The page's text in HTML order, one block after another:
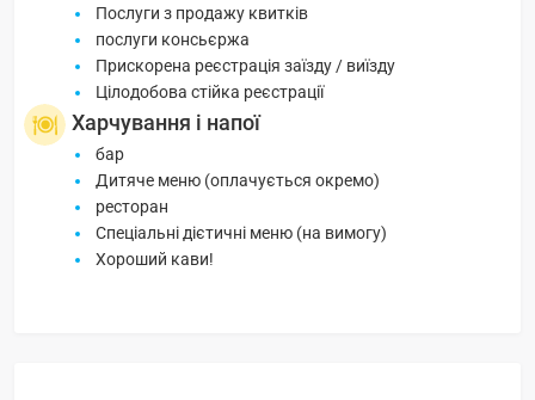
Послуги з продажу квитків
послуги консьєржа
Прискорена реєстрація заїзду / виїзду
Цілодобова стійка реєстрації
Харчування і напої
бар
Дитяче меню (оплачується окремо)
ресторан
Спеціальні дієтичні меню (на вимогу)
Хороший кави!